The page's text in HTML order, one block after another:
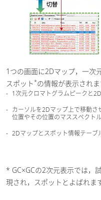
1つの画面に2Dマップ，一次
スポット*の情報が表示されま
1次元クロマトグラムピークと
カーソルを2Dマップ上で移動
位置やその位置のマススペクト
2Dマップとスポット情報テーブ
* GC×GCの2次元表示では，
現され，スポットとよばれま